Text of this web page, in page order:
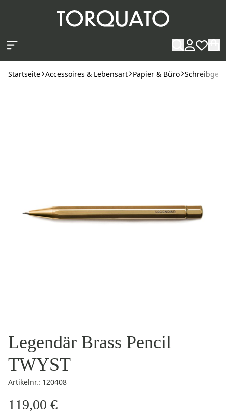
Startseite Accessoires & Lebensart Papier & Büro
Legendär Brass Pencil
TWYST
Artikelnr.: 120408
119,00 €